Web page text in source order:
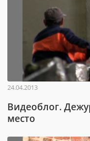
24.04.2013
Видеоблог.
место